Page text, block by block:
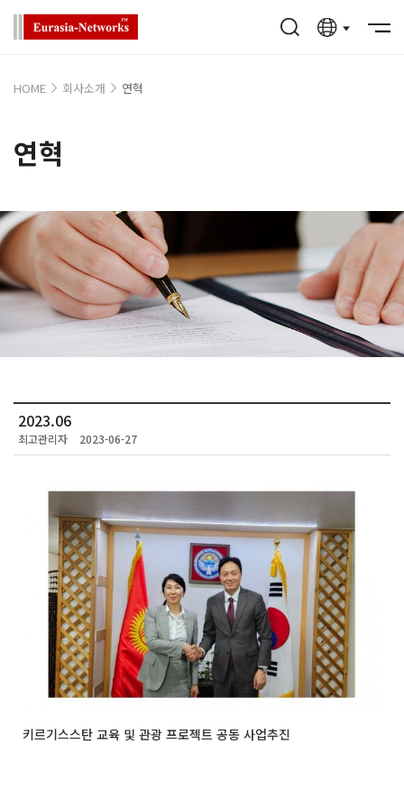
HOME 회사소개 연혁
연혁
2023.06
최고관리자 2023-06-27
키르기스스탄 교육 및 관광 프로젝트 공동 사업추진